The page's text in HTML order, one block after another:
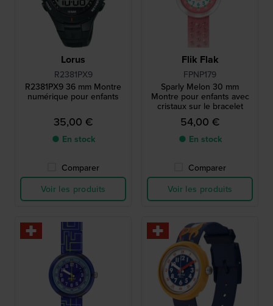
Lorus
R2381PX9
R2381PX9 36 mm Montre
numérique pour enfants
35,00 €
● En stock
Comparer
Voir les produits
Flik Flak
FPNP179
Sparly Melon 30 mm
Montre pour enfants avec
cristaux sur le bracelet
54,00 €
● En stock
Comparer
Voir les produits